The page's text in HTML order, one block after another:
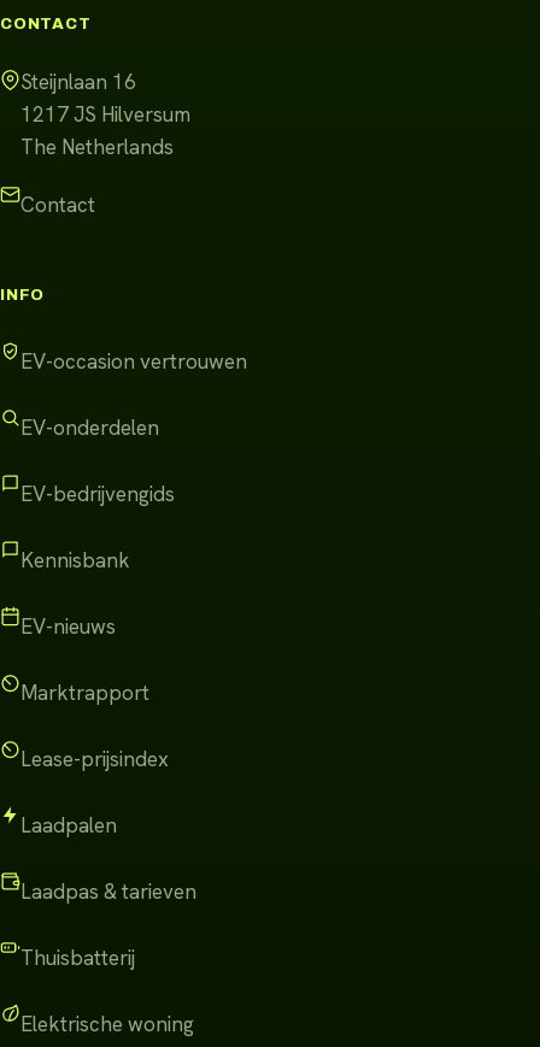
CONTACT
Steijnlaan 16
1217 JS Hilversum
The Netherlands
Contact
INFO
EV-occasion vertrouwen
EV-onderdelen
EV-bedrijvengids
Kennisbank
EV-nieuws
Marktrapport
Lease-prijsindex
Laadpalen
Laadpas & tarieven
Thuisbatterij
Elektrische woning